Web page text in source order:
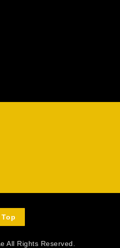
All Rights Reserved.
Top